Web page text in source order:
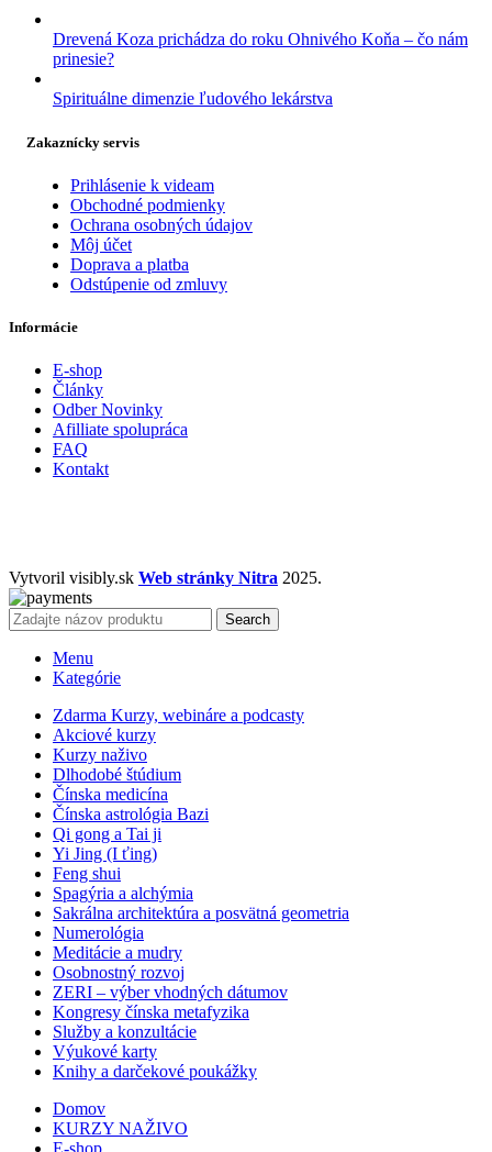
Drevená Koza prichádza do roku Ohnivého Koňa – čo nám
prinesie?
Spirituálne dimenzie ľudového lekárstva
Zakaznícky servis
Prihlásenie k videam
Obchodné podmienky
Ochrana osobných údajov
Môj účet
Doprava a platba
Odstúpenie od zmluvy
Informácie
E-shop
Články
Odber Novinky
Afilliate spolupráca
FAQ
Kontakt
Vytvoril visibly.sk Web stránky Nitra 2025.
Search
Menu
Kategórie
Zdarma Kurzy, webináre a podcasty
Akciové kurzy
Kurzy naživo
Dlhodobé štúdium
Čínska medicína
Čínska astrológia Bazi
Qi gong a Tai ji
Yi Jing (I ťing)
Feng shui
Spagýria a alchýmia
Sakrálna architektúra a posvätná geometria
Numerológia
Meditácie a mudry
Osobnostný rozvoj
ZERI – výber vhodných dátumov
Kongresy čínska metafyzika
Služby a konzultácie
Výukové karty
Knihy a darčekové poukážky
Domov
KURZY NAŽIVO
E-shop